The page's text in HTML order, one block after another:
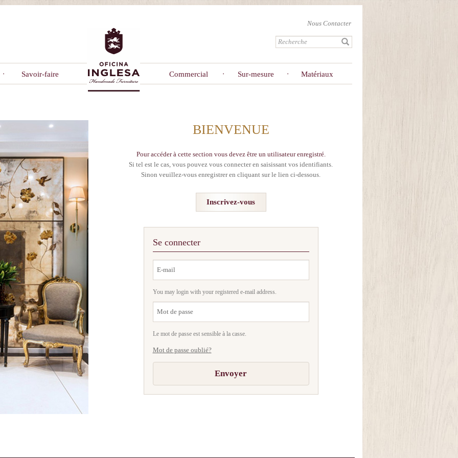
Nous Contacter
Savoir-faire Commercial Sur-mesure Matériaux
BIENVENUE
Pour accéder à cette section vous devez être un utilisateur enregistré.
Si tel est le cas, vous pouvez vous connecter en saisissant vos identifiants.
Sinon veuillez-vous enregistrer en cliquant sur le lien ci-dessous.
Inscrivez-vous
Se connecter
You may login with your registered e-mail address.
Le mot de passe est sensible à la casse.
Mot de passe oublié?
Envoyer